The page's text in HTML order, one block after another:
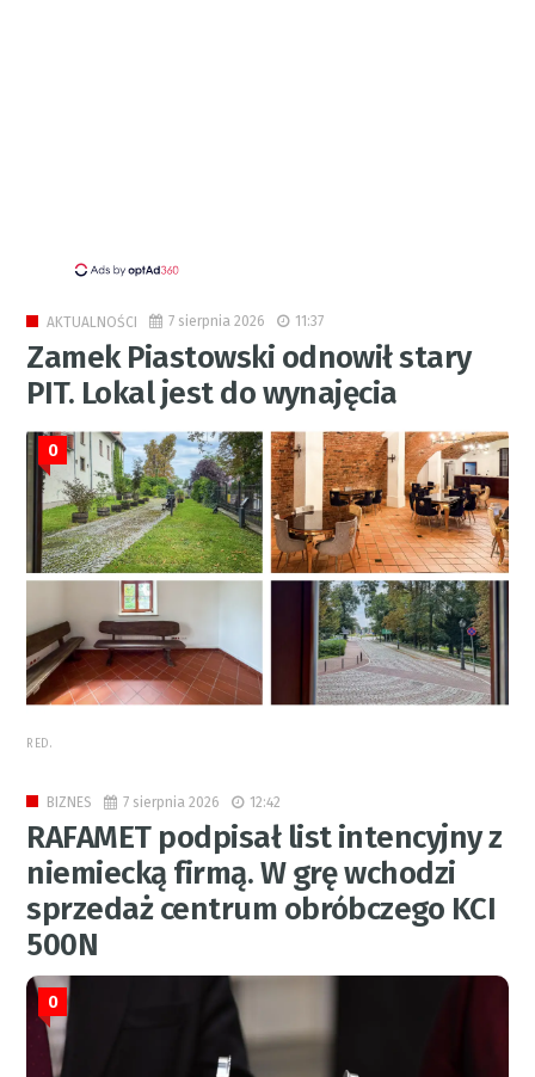
AKTUALNOŚCI 7 sierpnia 2026 11:37
Zamek Piastowski odnowił stary
PIT. Lokal jest do wynajęcia
0
RED.
BIZNES 7 sierpnia 2026 12:42
RAFAMET podpisał list intencyjny z
niemiecką firmą. W grę wchodzi
sprzedaż centrum obróbczego KCI
500N
0